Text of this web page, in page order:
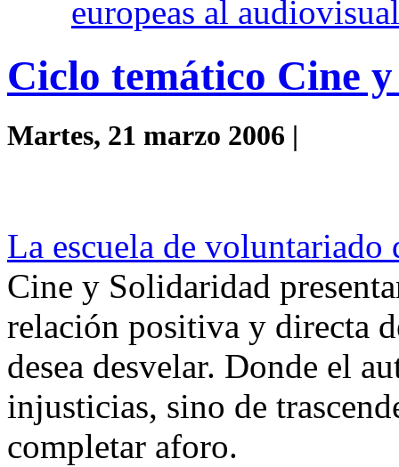
europeas al audiovisual
Ciclo temático Cine
Martes, 21 marzo 2006 |
La escuela de voluntariado
Cine y Solidaridad
relación positiva y directa
desea desvelar. Donde el
injusticias, sino de
completar aforo.